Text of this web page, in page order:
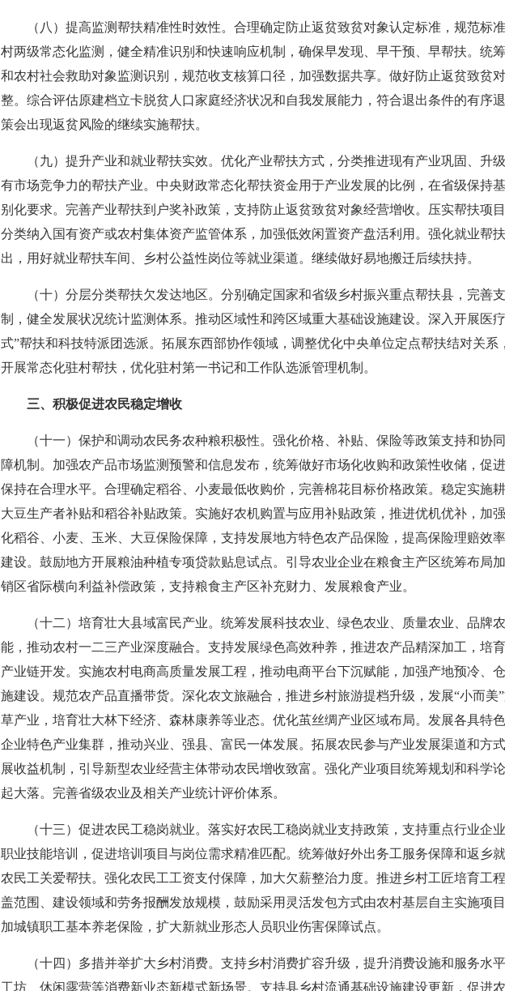
（八）提高监测帮扶精准性时效性。合理确定防止返贫致贫对象认定标准，规范标
村两级常态化监测，健全精准识别和快速响应机制，确保早发现、早干预、早帮扶。统
和农村社会救助对象监测识别，规范收支核算口径，加强数据共享。做好防止返贫致贫
整。综合评估原建档立卡脱贫人口家庭经济状况和自我发展能力，符合退出条件的有序
策会出现返贫风险的继续实施帮扶。
（九）提升产业和就业帮扶实效。优化产业帮扶方式，分类推进现有产业巩固、升
有市场竞争力的帮扶产业。中央财政常态化帮扶资金用于产业发展的比例，在省级保持
别化要求。完善产业帮扶到户奖补政策，支持防止返贫致贫对象经营增收。压实帮扶项
分类纳入国有资产或农村集体资产监管体系，加强低效闲置资产盘活利用。强化就业帮
出，用好就业帮扶车间、乡村公益性岗位等就业渠道。继续做好易地搬迁后续扶持。
（十）分层分类帮扶欠发达地区。分别确定国家和省级乡村振兴重点帮扶县，完善
制，健全发展状况统计监测体系。推动区域性和跨区域重大基础设施建设。深入开展医
式”帮扶和科技特派团选派。拓展东西部协作领域，调整优化中央单位定点帮扶结对关系
开展常态化驻村帮扶，优化驻村第一书记和工作队选派管理机制。
三、积极促进农民稳定增收
（十一）保护和调动农民务农种粮积极性。强化价格、补贴、保险等政策支持和协
障机制。加强农产品市场监测预警和信息发布，统筹做好市场化收购和政策性收储，促
保持在合理水平。合理确定稻谷、小麦最低收购价，完善棉花目标价格政策。稳定实施
大豆生产者补贴和稻谷补贴政策。实施好农机购置与应用补贴政策，推进优机优补，加
化稻谷、小麦、玉米、大豆保险保障，支持发展地方特色农产品保险，提高保险理赔效
建设。鼓励地方开展粮油种植专项贷款贴息试点。引导农业企业在粮食主产区统筹布局
销区省际横向利益补偿政策，支持粮食主产区补充财力、发展粮食产业。
（十二）培育壮大县域富民产业。统筹发展科技农业、绿色农业、质量农业、品牌
能，推动农村一二三产业深度融合。支持发展绿色高效种养，推进农产品精深加工，培
产业链开发。实施农村电商高质量发展工程，推动电商平台下沉赋能，加强产地预冷、
施建设。规范农产品直播带货。深化农文旅融合，推进乡村旅游提档升级，发展“小而美
草产业，培育壮大林下经济、森林康养等业态。优化茧丝绸产业区域布局。发展各具特
企业特色产业集群，推动兴业、强县、富民一体发展。拓展农民参与产业发展渠道和方
展收益机制，引导新型农业经营主体带动农民增收致富。强化产业项目统筹规划和科学
起大落。完善省级农业及相关产业统计评价体系。
（十三）促进农民工稳岗就业。落实好农民工稳岗就业支持政策，支持重点行业企
职业技能培训，促进培训项目与岗位需求精准匹配。统筹做好外出务工服务保障和返乡
农民工关爱帮扶。强化农民工工资支付保障，加大欠薪整治力度。推进乡村工匠培育工
盖范围、建设领域和劳务报酬发放规模，鼓励采用灵活发包方式由农村基层自主实施项
加城镇职工基本养老保险，扩大新就业形态人员职业伤害保障试点。
（十四）多措并举扩大乡村消费。支持乡村消费扩容升级，提升消费设施和服务水
工坊、休闲露营等消费新业态新模式新场景。支持县乡村流通基础设施建设更新，促进